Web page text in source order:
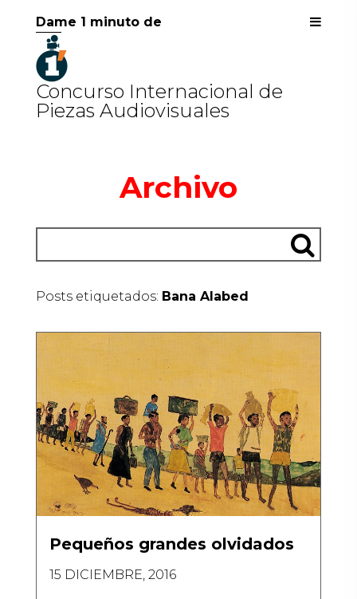
Dame 1 minuto de
Concurso Internacional de
Piezas Audiovisuales
Archivo
Posts etiquetados: Bana Alabed
Pequeños grandes olvidados
15 DICIEMBRE, 2016